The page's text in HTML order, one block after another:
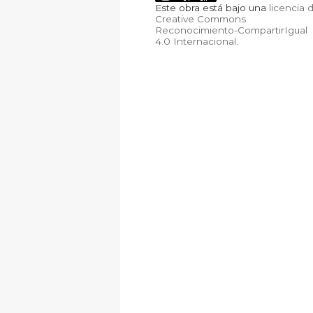
Este obra está bajo una licencia
Creative Commons
Reconocimiento-CompartirIgual
4.0 Internacional.